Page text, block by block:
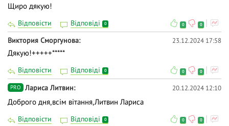
Щиро дякую!
Відповісти Відповіді 0 0 0
Виктория Сморгунова 23.12.2024 17:58
Дякую!+++++*****
Відповісти Відповіді 0 0 0
PRO Лариса Литвин 20.12.2024 12:10
Доброго дня,всім вітання,Литвин Лариса
Відповісти Відповіді 0 0 0